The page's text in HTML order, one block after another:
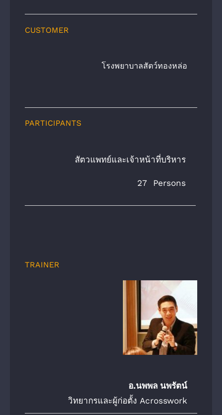
CUSTOMER
โรงพยาบาลสัตว์ทองหล่อ
PARTICIPANTS
สัตวแพทย์และเจ้าหน้าที่บริหาร
27 Persons
TRAINER
อ.นพพล นพรัตน์
วิทยากรและผู้ก่อตั้ง Acrosswork